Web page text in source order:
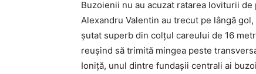
Buzoienii nu au acuzat ratarea loviturii
Alexandru Valentin au trecut pe lângă
şutat superb din colţul careului de 16
reuşind să trimită mingea peste
Ioniţă, unul dintre fundaşii centrali ai